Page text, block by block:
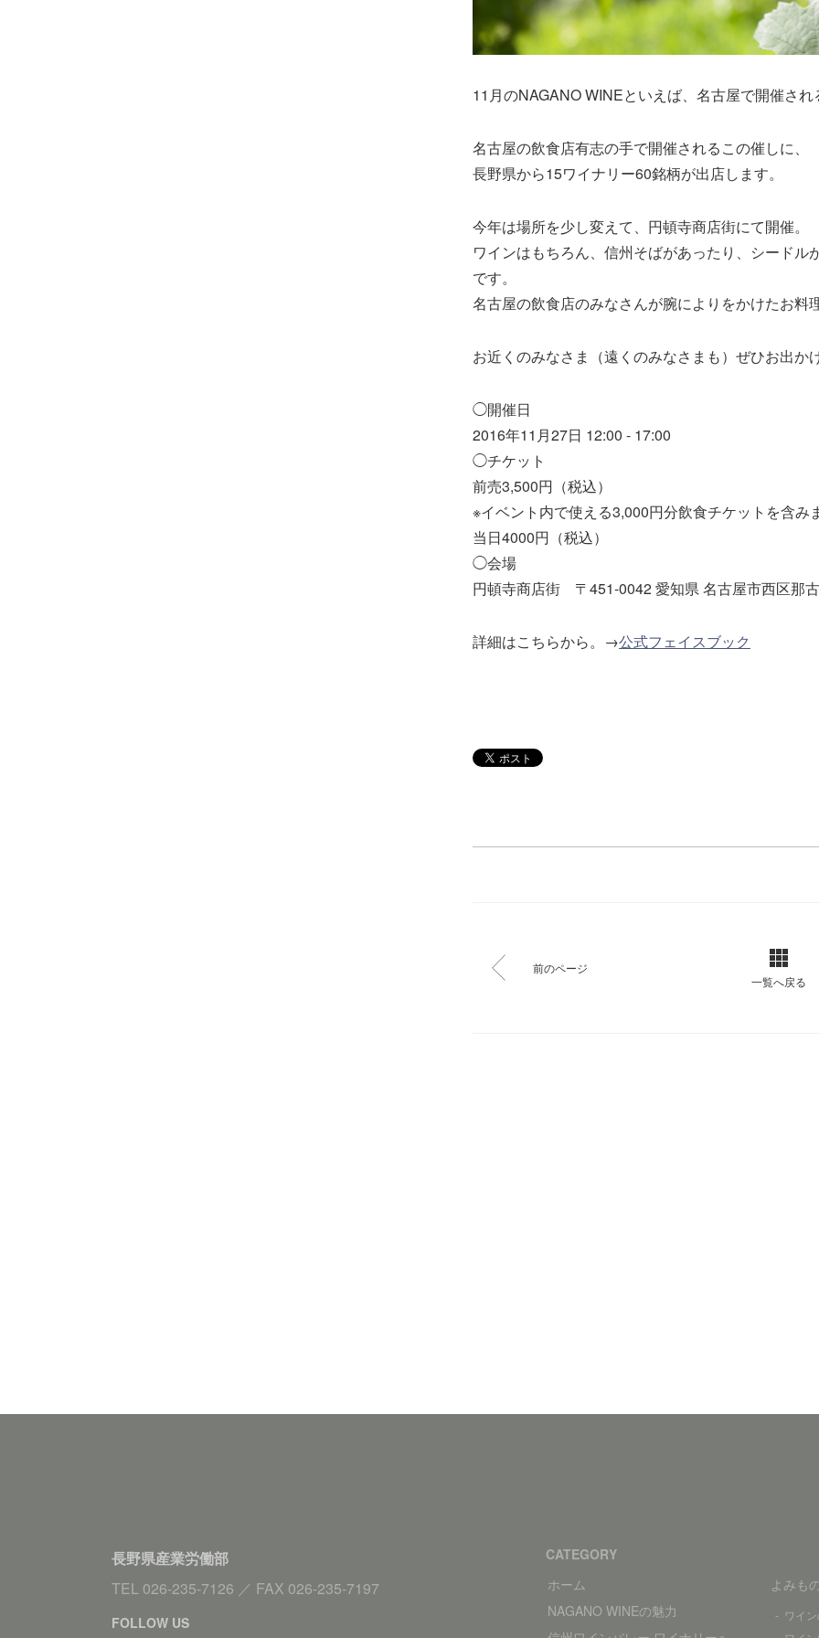
11月のNAGANO WINEといえば、名古屋で開催され
名古屋の飲食店有志の手で開催されるこの催しに、
長野県から15ワイナリー60銘柄が出店します。
今年は場所を少し変えて、円頓寺商店街にて開催。
ワインはもちろん、信州そばがあったり、シードル
です。
名古屋の飲食店のみなさんが腕によりをかけたお料
お近くのみなさま（遠くのみなさまも）ぜひお出か
◯開催日
2016年11月27日 12:00 - 17:00
◯チケット
前売3,500円（税込）
※イベント内で使える3,000円分飲食チケットを含み
当日4000円（税込）
◯会場
円頓寺商店街 〒451-0042 愛知県 名古屋市西区那
詳細はこちらから。→公式フェイスブック
前のページ
一覧へ戻る
FOLLOW US
長野県産業労働部
TEL 026-235-7126 ／ FAX 026-235-7197
CATEGORY
ホーム
NAGANO WINEの魅力
よみも
ワイ